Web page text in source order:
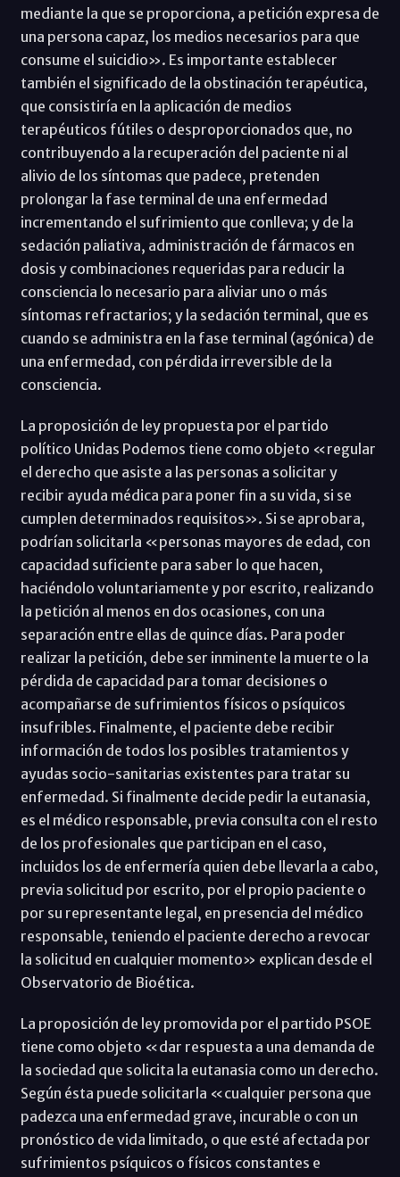
mediante la que se proporciona, a petición expresa de
una persona capaz, los medios necesarios para que
consume el suicidio». Es importante establecer
también el significado de la obstinación terapéutica,
que consistiría en la aplicación de medios
terapéuticos fútiles o desproporcionados que, no
contribuyendo a la recuperación del paciente ni al
alivio de los síntomas que padece, pretenden
prolongar la fase terminal de una enfermedad
incrementando el sufrimiento que conlleva; y de la
sedación paliativa, administración de fármacos en
dosis y combinaciones requeridas para reducir la
consciencia lo necesario para aliviar uno o más
síntomas refractarios; y la sedación terminal, que es
cuando se administra en la fase terminal (agónica) de
una enfermedad, con pérdida irreversible de la
consciencia.
La proposición de ley propuesta por el partido
político Unidas Podemos tiene como objeto «regular
el derecho que asiste a las personas a solicitar y
recibir ayuda médica para poner fin a su vida, si se
cumplen determinados requisitos». Si se aprobara,
podrían solicitarla «personas mayores de edad, con
capacidad suficiente para saber lo que hacen,
haciéndolo voluntariamente y por escrito, realizando
la petición al menos en dos ocasiones, con una
separación entre ellas de quince días. Para poder
realizar la petición, debe ser inminente la muerte o la
pérdida de capacidad para tomar decisiones o
acompañarse de sufrimientos físicos o psíquicos
insufribles. Finalmente, el paciente debe recibir
información de todos los posibles tratamientos y
ayudas socio-sanitarias existentes para tratar su
enfermedad. Si finalmente decide pedir la eutanasia,
es el médico responsable, previa consulta con el resto
de los profesionales que participan en el caso,
incluidos los de enfermería quien debe llevarla a cabo,
previa solicitud por escrito, por el propio paciente o
por su representante legal, en presencia del médico
responsable, teniendo el paciente derecho a revocar
la solicitud en cualquier momento» explican desde el
Observatorio de Bioética.
La proposición de ley promovida por el partido PSOE
tiene como objeto «dar respuesta a una demanda de
la sociedad que solicita la eutanasia como un derecho.
Según ésta puede solicitarla «cualquier persona que
padezca una enfermedad grave, incurable o con un
pronóstico de vida limitado, o que esté afectada por
sufrimientos psíquicos o físicos constantes e